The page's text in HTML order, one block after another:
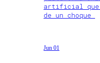
artificial que
de un choque
Jun 01